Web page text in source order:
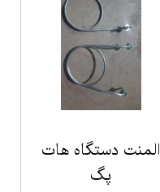
المنت دستگاه هات
پگ